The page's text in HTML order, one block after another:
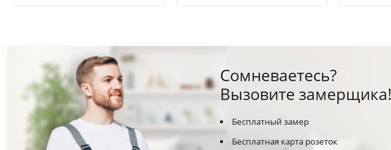
Сомневаетесь?
Вызовите замерщика!
Бесплатный замер
Бесплатная карта розеток